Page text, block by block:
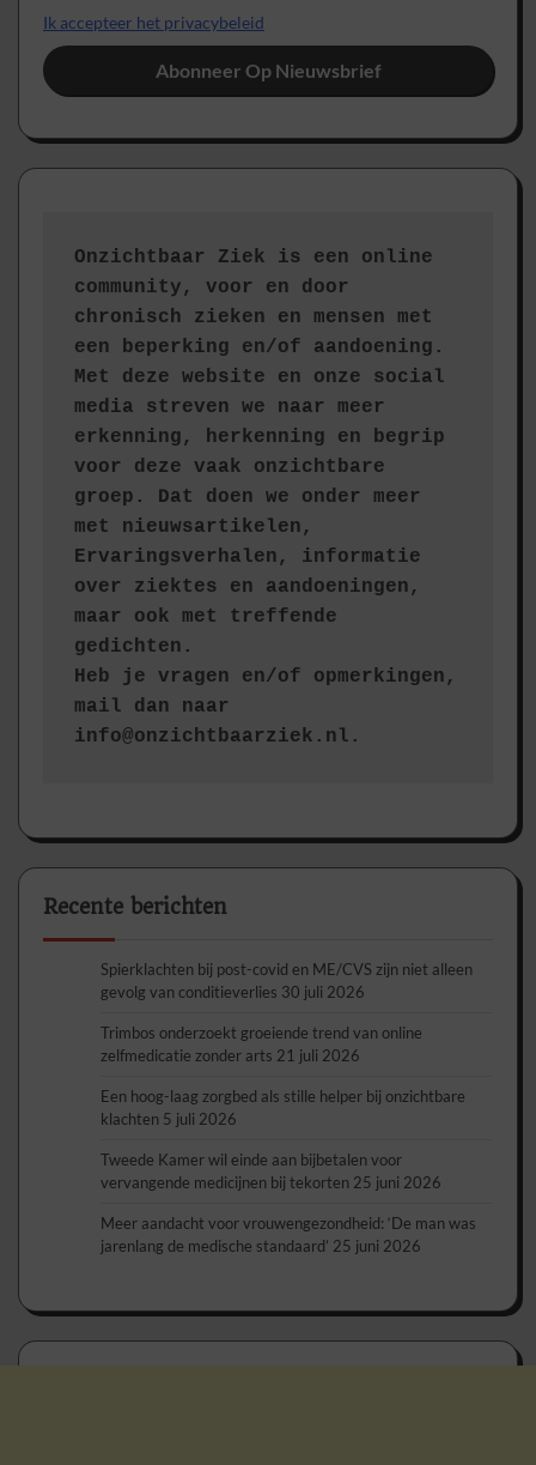
Ik accepteer het privacybeleid
Onzichtbaar Ziek is een online
community, voor en door
chronisch zieken en mensen met
een beperking en/of aandoening.
Met deze website en onze social
media streven we naar meer
erkenning, herkenning en begrip
voor deze vaak onzichtbare
groep. Dat doen we onder meer
met nieuwsartikelen,
Ervaringsverhalen, informatie
over ziektes en aandoeningen,
maar ook met treffende
gedichten.
Heb je vragen en/of opmerkingen,
mail dan naar
info@onzichtbaarziek.nl.
Recente berichten
Spierklachten bij post-covid en ME/CVS zijn niet alleen
gevolg van conditieverlies 30 juli 2026
Trimbos onderzoekt groeiende trend van online
zelfmedicatie zonder arts 21 juli 2026
Een hoog-laag zorgbed als stille helper bij onzichtbare
klachten 5 juli 2026
Tweede Kamer wil einde aan bijbetalen voor
vervangende medicijnen bij tekorten 25 juni 2026
Meer aandacht voor vrouwengezondheid: ‘De man was
jarenlang de medische standaard’ 25 juni 2026